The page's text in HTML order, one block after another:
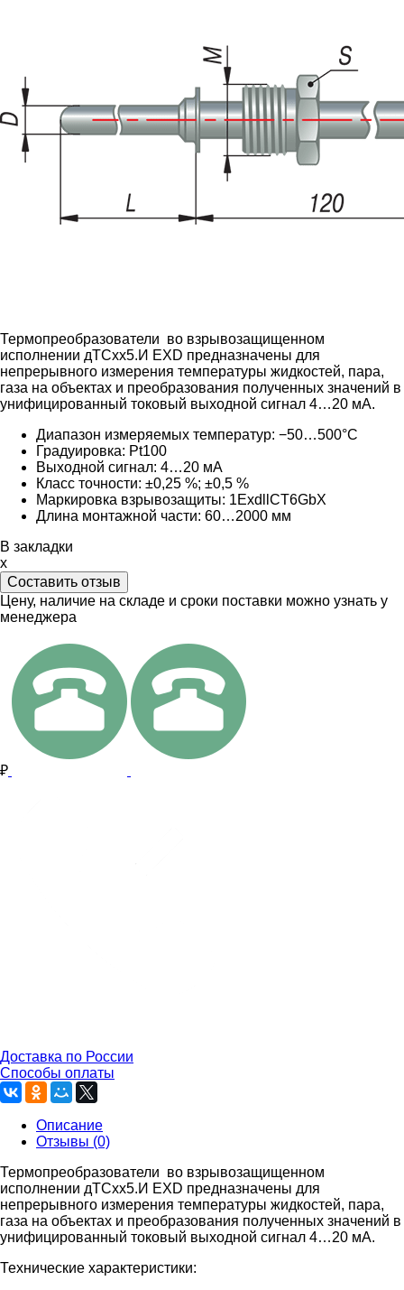
Термопреобразователи во взрывозащищенном
исполнении дТСxx5.И EXD предназначены для
непрерывного измерения температуры жидкостей, пара,
газа на объектах и преобразования полученных значений в
унифицированный токовый выходной сигнал 4…20 мА.
Диапазон измеряемых температур: −50…500°C
Градуировка: Pt100
Выходной сигнал: 4…20 мА
Класс точности: ±0,25 %; ±0,5 %
Маркировка взрывозащиты: 1ExdllCT6GbX
Длина монтажной части: 60…2000 мм
В закладки
x
Составить отзыв
Цену, наличие на складе и сроки поставки можно узнать у
менеджера
₽
Доставка по России
Способы оплаты
Описание
Отзывы (0)
Термопреобразователи во взрывозащищенном
исполнении дТСxx5.И EXD предназначены для
непрерывного измерения температуры жидкостей, пара,
газа на объектах и преобразования полученных значений в
унифицированный токовый выходной сигнал 4…20 мА.
Технические характеристики: